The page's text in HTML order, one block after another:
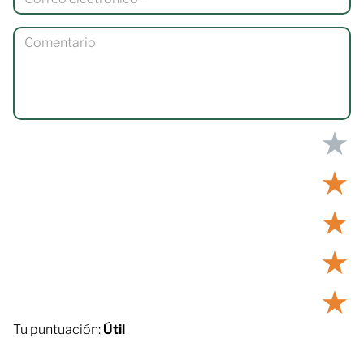
★
★
★
★
★
Tu puntuación: Útil